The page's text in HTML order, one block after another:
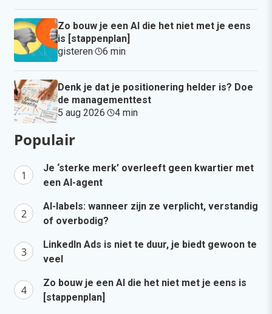
Zo bouw je een AI die het niet met je eens
is [stappenplan]
gisteren· 6 min·
Denk je dat je positionering helder is? Doe
de managementtest
5 aug 2026· 4 min·
Populair
Je ‘sterke merk’ overleeft geen kwartier met
een AI-agent
AI-labels: wanneer zijn ze verplicht, verstandig
of overbodig?
LinkedIn Ads is niet te duur, je biedt gewoon te
veel
Zo bouw je een AI die het niet met je eens is
[stappenplan]